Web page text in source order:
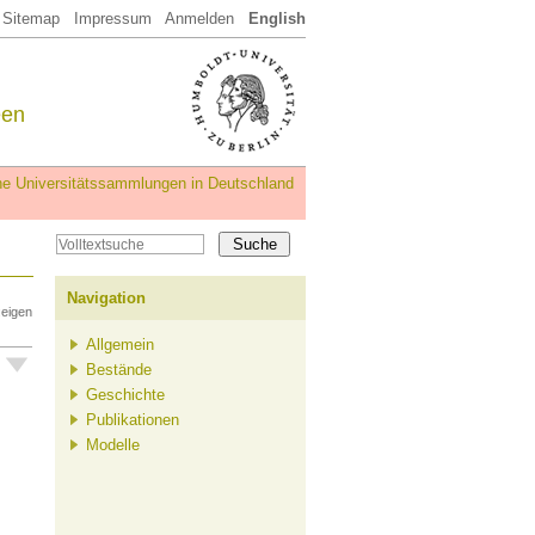
Sitemap Impressum Anmelden English
Universitätssammlungen in Deutschland
Navigation
Allgemein
Bestände
Geschichte
Publikationen
Modelle